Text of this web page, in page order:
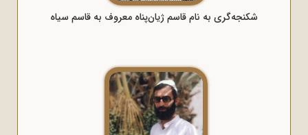
شکنجه‌گری به نام قاسم ژیان‌پناه معروف به قاسم سیاه